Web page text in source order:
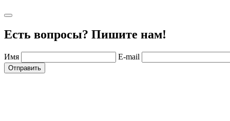
Есть вопросы? Пишите нам!
Имя E-mail